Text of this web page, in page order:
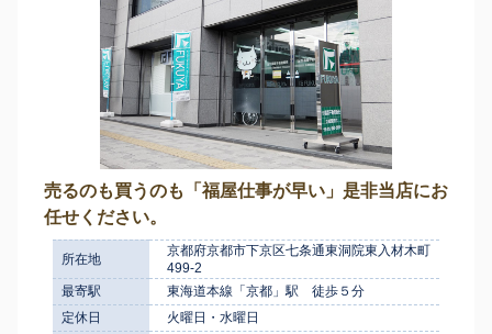
売るのも買うのも「福屋仕事が早い」是非当店にお
任せください。
所在地
京都府京都市下京区七条通東洞院東入材木町
499-2
最寄駅
東海道本線「京都」駅 徒歩５分
定休日
火曜日・水曜日